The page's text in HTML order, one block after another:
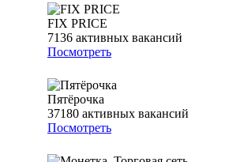
FIX PRICE
7136 активных вакансий
Посмотреть
Пятёрочка
37180 активных вакансий
Посмотреть